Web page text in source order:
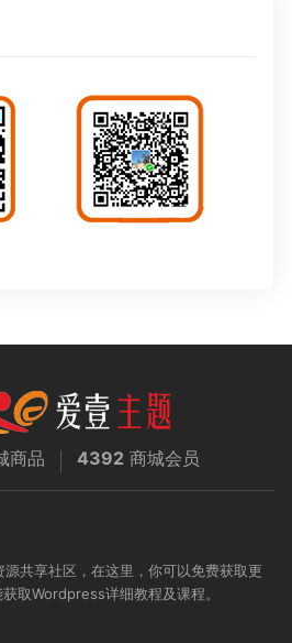
商品 4392 商城会员
共享社区，在这里，你可以免费获取更
取Wordpress详细教程及课程。